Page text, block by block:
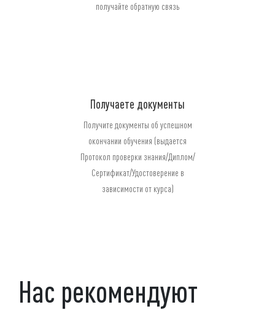
получайте обратную связь
Получаете документы
Получите документы об успешном
окончании обучения (выдается
Протокол проверки знания/Диплом/
Сертификат/Удостоверение в
зависимости от курса)
Нас рекомендуют